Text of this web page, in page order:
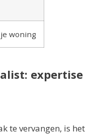
woning
expertise
te vervangen, is het